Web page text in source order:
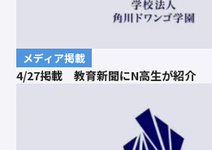
メディア掲載
4/27掲載 教育新聞にN高生が紹介